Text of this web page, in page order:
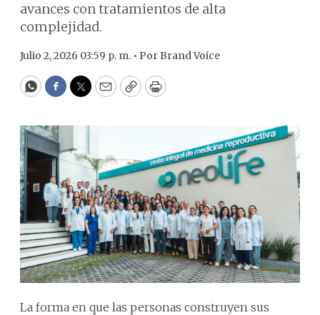
avances con tratamientos de alta
complejidad.
Julio 2, 2026 03:59 p. m. • PorBrand Voice
WhatsApp
Facebook
Twitter
EmailCopyPrint
La forma en que las personas construyen sus